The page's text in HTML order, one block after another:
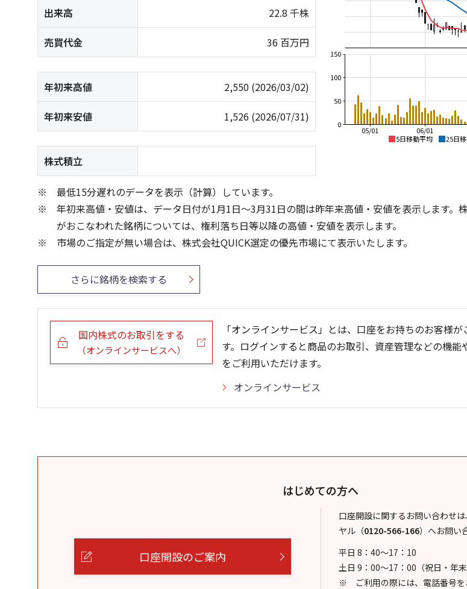
出来高 22.8 千株
売買代金 36 百万円
年初来高値 2,550 (2026/03/02)
年初来安値 1,526 (2026/07/31)
株式積立
5日移動平均 25日
06/01
05/01
0
50
100
150
0
50
0
最低15分遅れのデータを表示（計算）しています。
年初来高値・安値は、データ日付が1月1日～3月31日の間は昨年来高値・安値を表示します。
がおこなわれた銘柄については、権利落ち日等以降の高値・安値を表示します。
市場のご指定が無い場合は、株式会社QUICK選定の優先市場にて表示いたします。
さらに銘柄を検索する
国内株式のお取引をする
（オンラインサービスへ）
「オンラインサービス」とは、口座をお持ちのお客様
す。ログインすると商品のお取引、資産管理などの機
をご利用いただけます。
オンラインサービス
はじめての方へ
口座開設のご案内
口座開設に関するお問い合わせ
ヤル （0120-566-166） へお問い
平日 8：40～17：10
土日 9：00～17：00（祝日・年末
ご利用の際には、電話番号